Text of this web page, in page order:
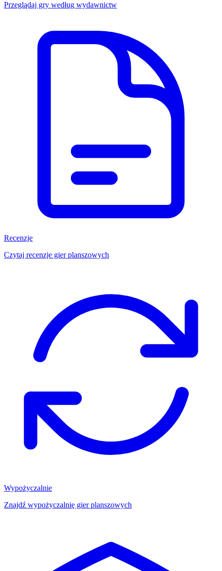
Przeglądaj gry według wydawnictw
Recenzje
Czytaj recenzje gier planszowych
Wypożyczalnie
Znajdź wypożyczalnię gier planszowych